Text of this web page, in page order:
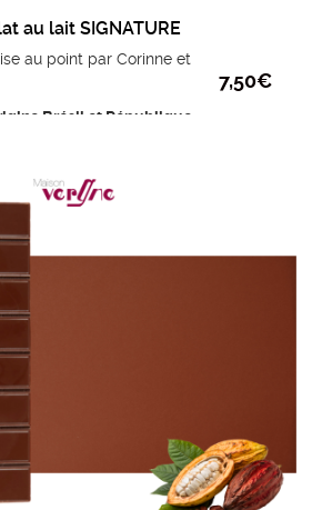
au lait SIGNATURE
au point par Corinne et
Brésil et République
et cacaoté
sucre, beurre de
de tournesol.
7,50€